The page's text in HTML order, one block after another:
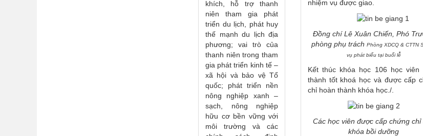
khích, hỗ trợ thanh
niên tham gia phát
triển du lịch, phát huy
thế mạnh du lịch địa
phương; vai trò của
thanh niên trong tham
gia phát triển kinh tế –
xã hội và bảo vệ Tổ
quốc; phát triển nền
nông nghiệp xanh –
sạch, nông nghiệp
hữu cơ bền vững với
môi trường và các
nhiệm vụ được giao.
Đồng chí Lê Xuân Chiến, Phó
phòng phụ trách Phòng XDCQ & CTTN
vụ phát biểu tại buổi lễ
Kết thúc khóa học 106 học viên
thành tốt khoá học và được cấp
chỉ hoàn thành khóa học./.
Các học viên được cấp chứng chỉ
khóa bồi dưỡng